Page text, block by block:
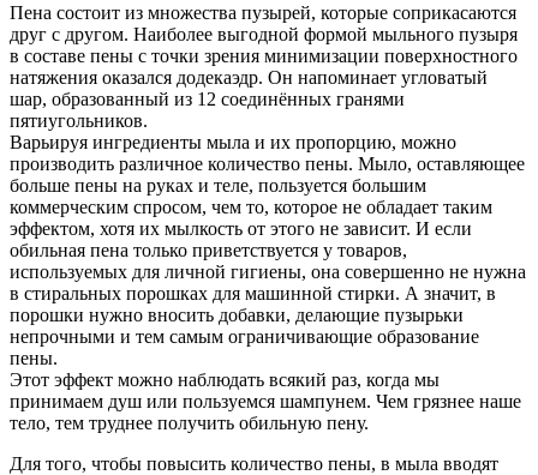
Пена состоит из множества пузырей, которые соприкасаются
друг с другом. Наиболее выгодной формой мыльного пузыря
в составе пены с точки зрения минимизации поверхностного
натяжения оказался додекаэдр. Он напоминает угловатый
шар, образованный из 12 соединённых гранями
пятиугольников.
Варьируя ингредиенты мыла и их пропорцию, можно
производить различное количество пены. Мыло, оставляющее
больше пены на руках и теле, пользуется большим
коммерческим спросом, чем то, которое не обладает таким
эффектом, хотя их мылкость от этого не зависит. И если
обильная пена только приветствуется у товаров,
используемых для личной гигиены, она совершенно не нужна
в стиральных порошках для машинной стирки. А значит, в
порошки нужно вносить добавки, делающие пузырьки
непрочными и тем самым ограничивающие образование
пены.
Этот эффект можно наблюдать всякий раз, когда мы
принимаем душ или пользуемся шампунем. Чем грязнее наше
тело, тем труднее получить обильную пену.
Для того, чтобы повысить количество пены, в мыла вводят